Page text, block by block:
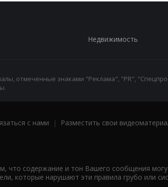
Недвижимость
отмеченные знаками "Реклама", "PR",
с нами | Разместить свои
что содержание и тон Вашего сообщения
которые нарушают эти правила грубо или